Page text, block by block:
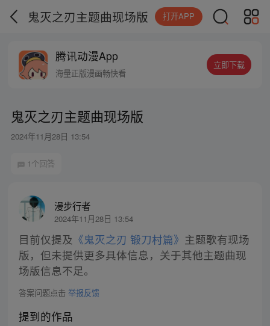
鬼灭之刃主题曲现场版 打开APP
腾讯动漫App
海量正版漫画畅快看
立即下载
鬼灭之刃主题曲现场版
2024年11月28日 13:54
1个回答
漫步行者
2024年11月28日 13:54
目前仅提及 《鬼灭之刃 锻刀村篇》 主题歌有现场
版，但未提供更多具体信息，关于其他主题曲现
场版信息不足。
答案问题点击 举报反馈
提到的作品